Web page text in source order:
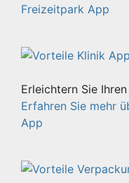
Freizeitpark App
Erleichtern Sie
Erfahren Sie mehr
App